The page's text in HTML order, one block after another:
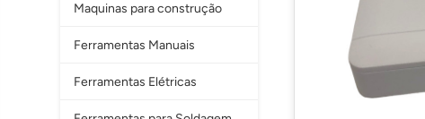
Maquinas para construção
Ferramentas Manuais
Ferramentas Elétricas